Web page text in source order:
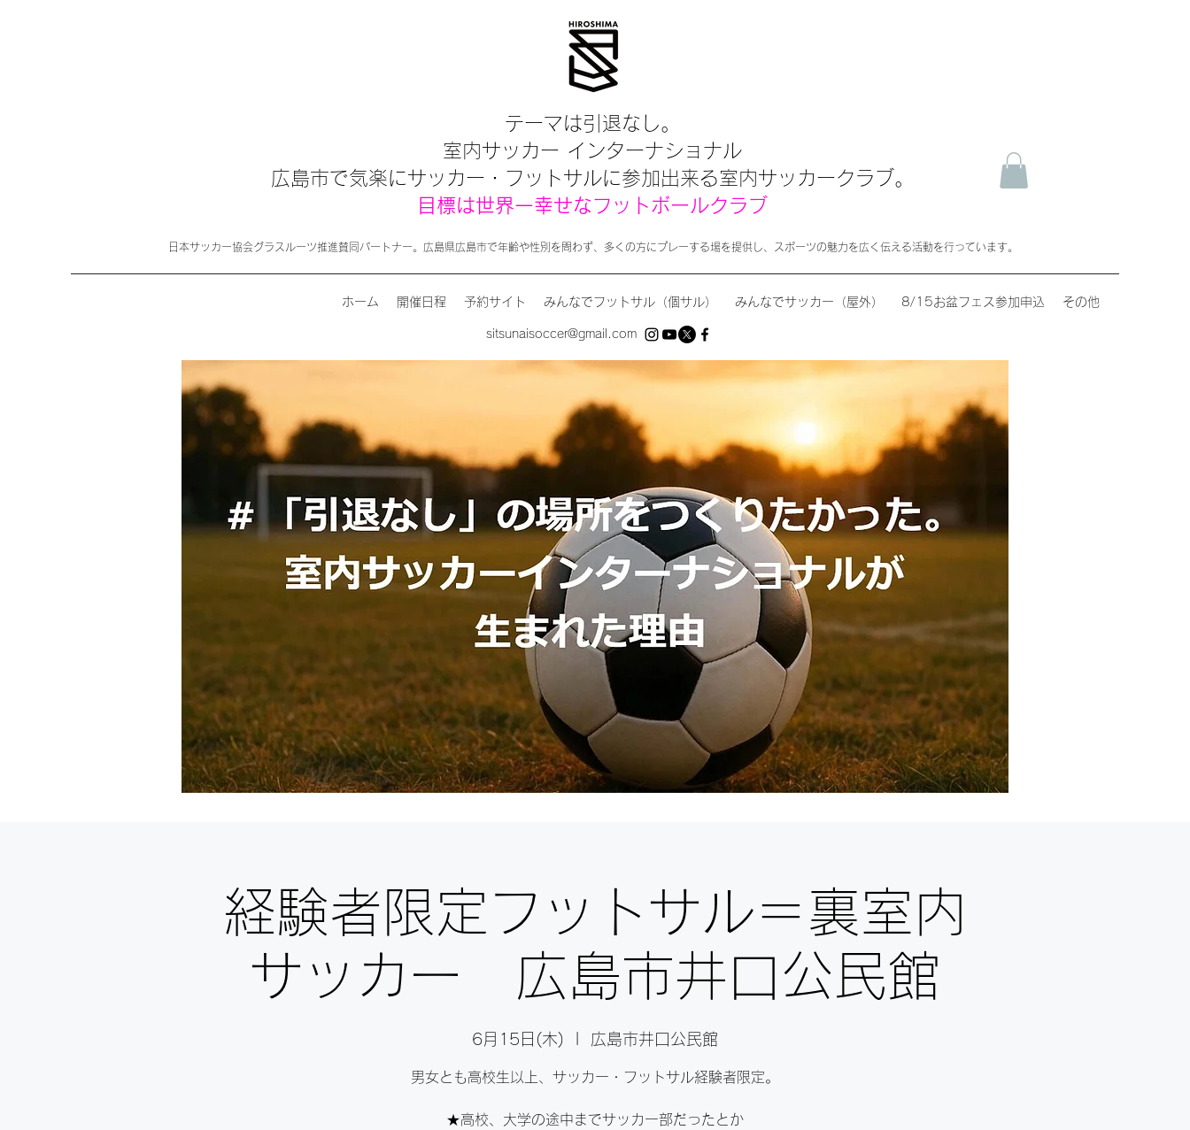
テーマは引退なし。
室内サッカー インターナショナル
広島市で気楽にサッカー・フットサルに参加出来る室内サッカークラブ。
目標は世界一幸せなフットボールクラブ
日本サッカー協会グラスルーツ推進賛同パートナー。広島県広島市で年齢や性別を問わず、多くの方にプレーする場を提供し、スポーツの魅力を広く伝える活動を行っています。
ホーム 開催日程 予約サイト みんなでフットサル（個サル） みんなでサッカー（屋外） 8/15お盆フェス参加申込 その他
sitsunaisoccer@gmail.com
経験者限定フットサル＝裏室内
サッカー 広島市井口公民館
6月15日(木) 広島市井口公民館
男女とも高校生以上、サッカー・フットサル経験者限定。
★高校、大学の途中までサッカー部だったとか⁣